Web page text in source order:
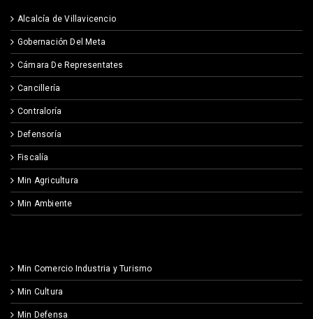
Alcalcía de Villavicencio
Gobernación Del Meta
Cámara De Representates
Cancillería
Contraloría
Defensoría
Fiscalía
Min Agricultura
Min Ambiente
Min Comercio Industria y Turismo
Min Cultura
Min Defensa